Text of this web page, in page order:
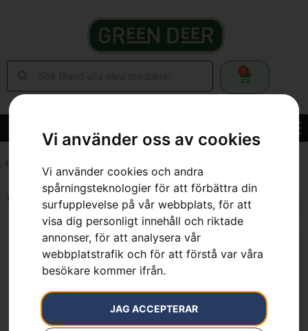
Vi använder oss av cookies
Vi använder cookies och andra
spårningsteknologier för att förbättra din
surfupplevelse på vår webbplats, för att
visa dig personligt innehåll och riktade
annonser, för att analysera vår
webbplatstrafik och för att förstå var våra
besökare kommer ifrån.
JAG ACCEPTERAR
0
Hem
Visar alla 7 resultat